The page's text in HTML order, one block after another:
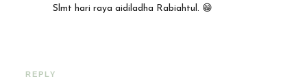
Slmt hari raya aidiladha Rabiahtul. 😁
REPLY